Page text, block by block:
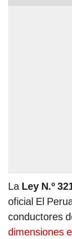
LaLey N.º
oficial El
conductores
dimensiones